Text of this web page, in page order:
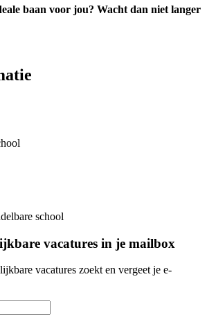
baan voor jou? Wacht dan niet langer
school
vacatures in je mailbox
vacatures zoekt en vergeet je e-